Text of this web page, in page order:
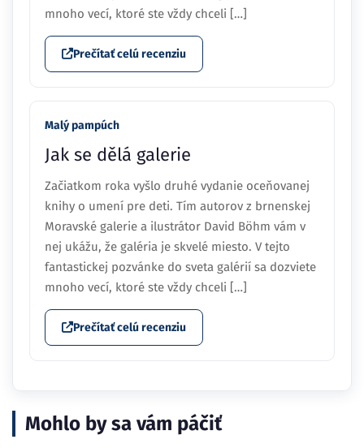
mnoho vecí, ktoré ste vždy chceli […]
Prečítať celú recenziu
Malý pampúch
Jak se dělá galerie
Začiatkom roka vyšlo druhé vydanie oceňovanej
knihy o umení pre deti. Tím autorov z brnenskej
Moravské galerie a ilustrátor David Böhm vám v
nej ukážu, že galéria je skvelé miesto. V tejto
fantastickej pozvánke do sveta galérií sa dozviete
mnoho vecí, ktoré ste vždy chceli […]
Prečítať celú recenziu
Mohlo by sa vám páčiť